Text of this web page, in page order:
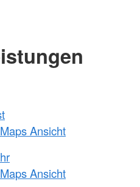
Ansicht
Ansicht